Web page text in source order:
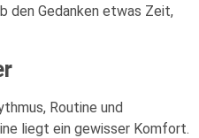
den Gedanken etwas Zeit,
Routine und
liegt ein gewisser Komfort.